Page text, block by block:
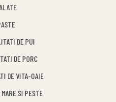
DE PUI
DE PORC
DE VITA-OAIE
SI PESTE